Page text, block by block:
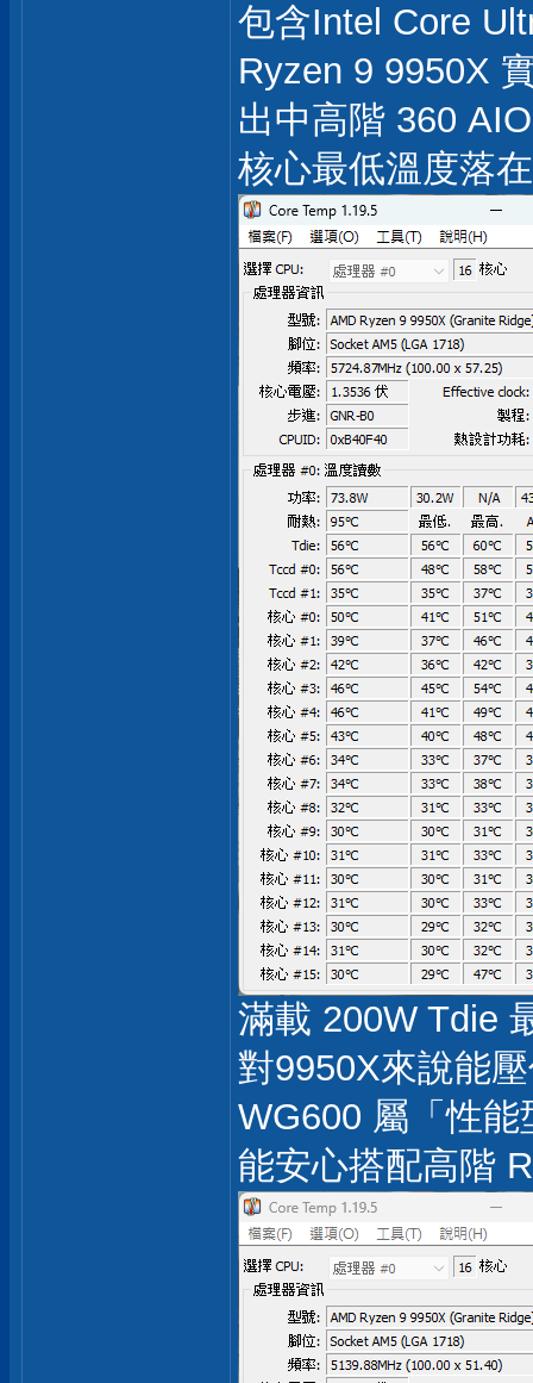
包含Intel Core
Ryzen 9 9950X
出中高階 360
核心最低溫度落
滿載 200W Tdie
對9950X來說能
WG600 屬「性
能安心搭配高階